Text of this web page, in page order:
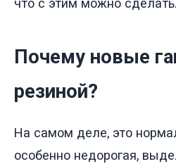
что с этим можно сделать.
Почему новые
резиной?
На самом деле, это
особенно недорогая,